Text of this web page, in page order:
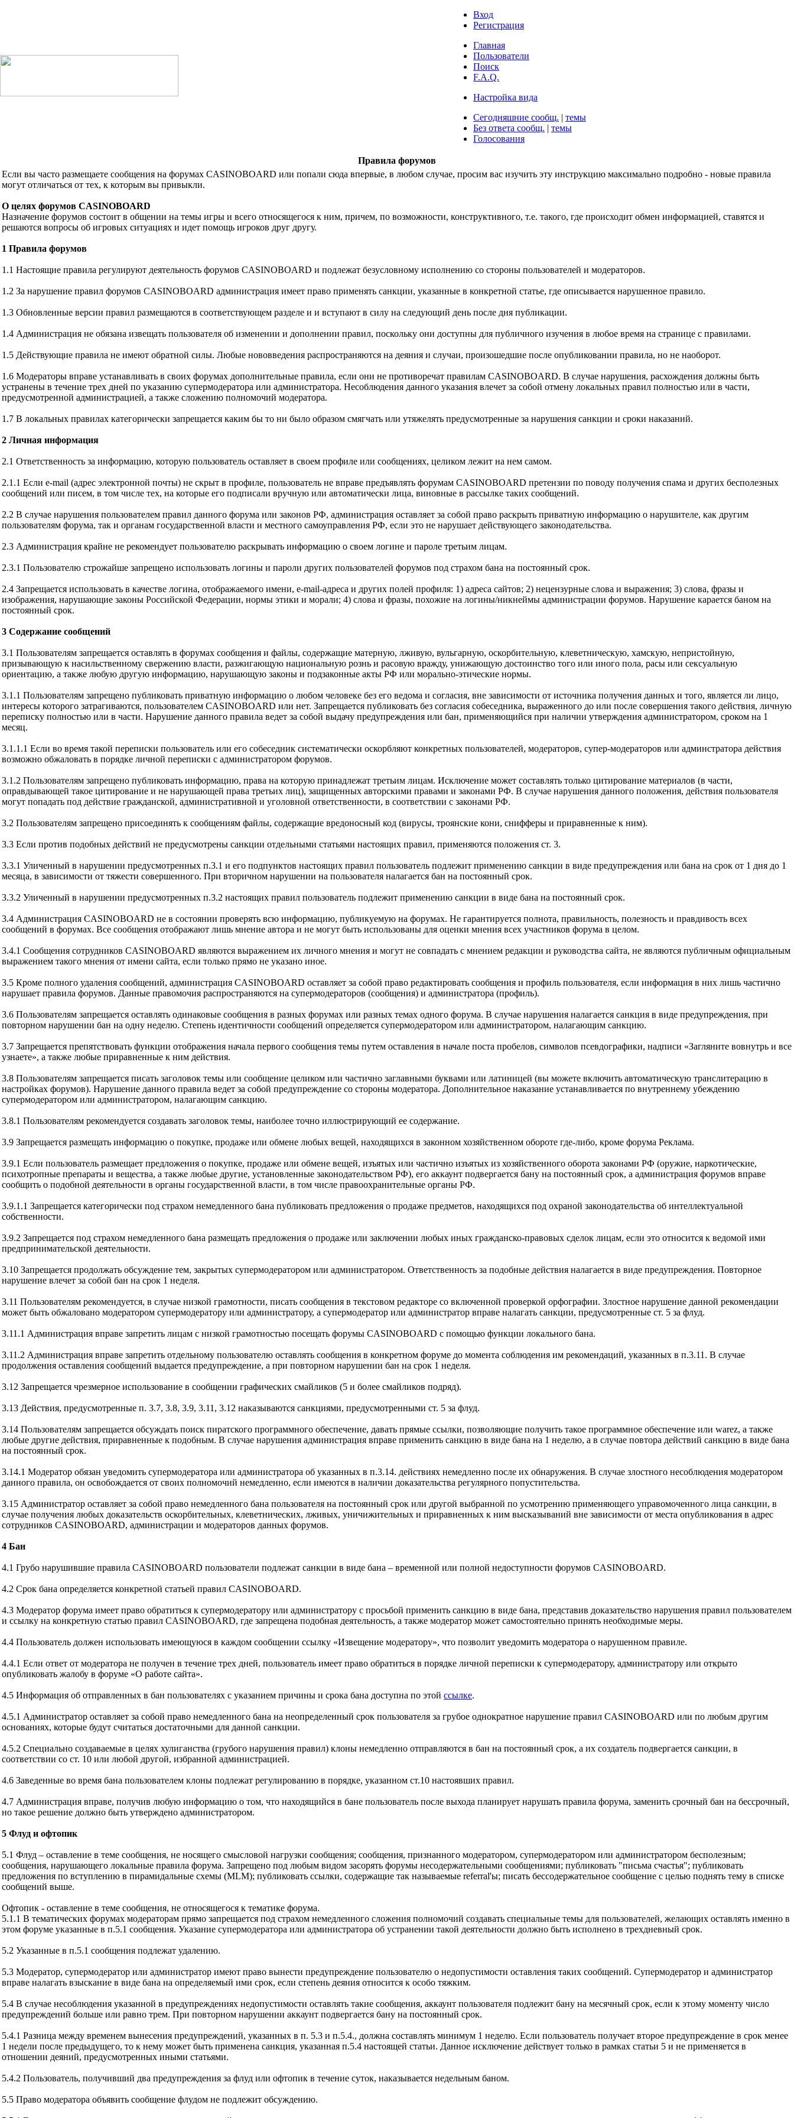
Вход
Регистрация
Главная
Пользователи
Поиск
F.A.Q.
Настройка вида
Сегодняшние сообщ. | темы
Без ответа сообщ. | темы
Голосования
Правила форумов
Если вы часто размещаете сообщения на форумах CASINOBOARD или попали сюда впервые, в любом случае, просим вас изучить эту инструкцию максимально подробно - новые правила
могут отличаться от тех, к которым вы привыкли.
О целях форумов CASINOBOARD
Назначение форумов состоит в общении на темы игры и всего относящегося к ним, причем, по возможности, конструктивного, т.е. такого, где происходит обмен информацией, ставятся и
решаются вопросы об игровых ситуациях и идет помощь игроков друг другу.
1 Правила форумов
1.1 Настоящие правила регулируют деятельность форумов CASINOBOARD и подлежат безусловному исполнению со стороны пользователей и модераторов.
1.2 За нарушение правил форумов CASINOBOARD администрация имеет право применять санкции, указанные в конкретной статье, где описывается нарушенное правило.
1.3 Обновленные версии правил размещаются в соответствующем разделе и и вступают в силу на следующий день после дня публикации.
1.4 Администрация не обязана извещать пользователя об изменении и дополнении правил, поскольку они доступны для публичного изучения в любое время на странице с правилами.
1.5 Действующие правила не имеют обратной силы. Любые нововведения распространяются на деяния и случаи, произошедшие после опубликовании правила, но не наоборот.
1.6 Модераторы вправе устанавливать в своих форумах дополнительные правила, если они не противоречат правилам CASINOBOARD. В случае нарушения, расхождения должны быть
устранены в течение трех дней по указанию супермодератора или администратора. Несоблюдения данного указания влечет за собой отмену локальных правил полностью или в части,
предусмотренной администрацией, а также сложению полномочий модератора.
1.7 В локальных правилах категорически запрещается каким бы то ни было образом смягчать или утяжелять предусмотренные за нарушения санкции и сроки наказаний.
2 Личная информация
2.1 Ответственность за информацию, которую пользователь оставляет в своем профиле или сообщениях, целиком лежит на нем самом.
2.1.1 Если e-mail (адрес электронной почты) не скрыт в профиле, пользователь не вправе предъявлять форумам CASINOBOARD претензии по поводу получения спама и других бесполезных
сообщений или писем, в том числе тех, на которые его подписали вручную или автоматически лица, виновные в рассылке таких сообщений.
2.2 В случае нарушения пользователем правил данного форума или законов РФ, администрация оставляет за собой право раскрыть приватную информацию о нарушителе, как другим
пользователям форума, так и органам государственной власти и местного самоуправления РФ, если это не нарушает действующего законодательства.
2.3 Администрация крайне не рекомендует пользователю раскрывать информацию о своем логине и пароле третьим лицам.
2.3.1 Пользователю строжайше запрещено использовать логины и пароли других пользователей форумов под страхом бана на постоянный срок.
2.4 Запрещается использовать в качестве логина, отображаемого имени, e-mail-адреса и других полей профиля: 1) адреса сайтов; 2) нецензурные слова и выражения; 3) слова, фразы и
изображения, нарушающие законы Российской Федерации, нормы этики и морали; 4) слова и фразы, похожие на логины/никнеймы администрации форумов. Нарушение карается баном на
постоянный срок.
3 Содержание сообщений
3.1 Пользователям запрещается оставлять в форумах сообщения и файлы, содержащие матерную, лживую, вульгарную, оскорбительную, клеветническую, хамскую, непристойную,
призывающую к насильственному свержению власти, разжигающую национальную рознь и расовую вражду, унижающую достоинство того или иного пола, расы или сексуальную
ориентацию, а также любую другую информацию, нарушающую законы и подзаконные акты РФ или морально-этические нормы.
3.1.1 Пользователям запрещено публиковать приватную информацию о любом человеке без его ведома и согласия, вне зависимости от источника получения данных и того, является ли лицо,
интересы которого затрагиваются, пользователем CASINOBOARD или нет. Запрещается публиковать без согласия собеседника, выраженного до или после совершения такого действия, личную
переписку полностью или в части. Нарушение данного правила ведет за собой выдачу предупреждения или бан, применяющийся при наличии утверждения администратором, сроком на 1
месяц.
3.1.1.1 Если во время такой переписки пользователь или его собеседник систематически оскорбляют конкретных пользователей, модераторов, супер-модераторов или админстратора действия
возможно обжаловать в порядке личной переписки с администратором форумов.
3.1.2 Пользователям запрещено публиковать информацию, права на которую принадлежат третьим лицам. Исключение может составлять только цитирование материалов (в части,
оправдывающей такое цитирование и не нарушающей права третьих лиц), защищенных авторскими правами и законами РФ. В случае нарушения данного положения, действия пользователя
могут попадать под действие гражданской, административной и уголовной ответственности, в соответствии с законами РФ.
3.2 Пользователям запрещено присоединять к сообщениям файлы, содержащие вредоносный код (вирусы, троянские кони, снифферы и приравненные к ним).
3.3 Если против подобных действий не предусмотрены санкции отдельными статьями настоящих правил, применяются положения ст. 3.
3.3.1 Уличенный в нарушении предусмотренных п.3.1 и его подпунктов настоящих правил пользователь подлежит применению санкции в виде предупреждения или бана на срок от 1 дня до 1
месяца, в зависимости от тяжести совершенного. При вторичном нарушении на пользователя налагается бан на постоянный срок.
3.3.2 Уличенный в нарушении предусмотренных п.3.2 настоящих правил пользователь подлежит применению санкции в виде бана на постоянный срок.
3.4 Администрация CASINOBOARD не в состоянии проверять всю информацию, публикуемую на форумах. Не гарантируется полнота, правильность, полезность и правдивость всех
сообщений в форумах. Все сообщения отображают лишь мнение автора и не могут быть использованы для оценки мнения всех участников форума в целом.
3.4.1 Сообщения сотрудников CASINOBOARD являются выражением их личного мнения и могут не совпадать с мнением редакции и руководства сайта, не являются публичным официальным
выражением такого мнения от имени сайта, если только прямо не указано иное.
3.5 Кроме полного удаления сообщений, администрация CASINOBOARD оставляет за собой право редактировать сообщения и профиль пользователя, если информация в них лишь частично
нарушает правила форумов. Данные правомочия распространяются на супермодераторов (сообщения) и администратора (профиль).
3.6 Пользователям запрещается оставлять одинаковые сообщения в разных форумах или разных темах одного форума. В случае нарушения налагается санкция в виде предупреждения, при
повторном нарушении бан на одну неделю. Степень идентичности сообщений определяется супермодератором или администратором, налагающим санкцию.
3.7 Запрещается препятствовать функции отображения начала первого сообщения темы путем оставления в начале поста пробелов, символов псевдографики, надписи «Загляните вовнутрь и все
узнаете», а также любые приравненные к ним действия.
3.8 Пользователям запрещается писать заголовок темы или сообщение целиком или частично заглавными буквами или латиницей (вы можете включить автоматическую транслитерацию в
настройках форумов). Нарушение данного правила ведет за собой предупреждение со стороны модератора. Дополнительное наказание устанавливается по внутреннему убеждению
супермодератором или администратором, налагающим санкцию.
3.8.1 Пользователям рекомендуется создавать заголовок темы, наиболее точно иллюстрирующий ее содержание.
3.9 Запрещается размещать информацию о покупке, продаже или обмене любых вещей, находящихся в законном хозяйственном обороте где-либо, кроме форума Реклама.
3.9.1 Если пользователь размещает предложения о покупке, продаже или обмене вещей, изъятых или частично изъятых из хозяйственного оборота законами РФ (оружие, наркотические,
психотропные препараты и вещества, а также любые другие, установленные законодательством РФ), его аккаунт подвергается бану на постоянный срок, а администрация форумов вправе
сообщить о подобной деятельности в органы государственной власти, в том числе правоохранительные органы РФ.
3.9.1.1 Запрещается категорически под страхом немедленного бана публиковать предложения о продаже предметов, находящихся под охраной законодательства об интеллектуальной
собственности.
3.9.2 Запрещается под страхом немедленного бана размещать предложения о продаже или заключении любых иных гражданско-правовых сделок лицам, если это относится к ведомой ими
предпринимательской деятельности.
3.10 Запрещается продолжать обсуждение тем, закрытых супермодератором или администратором. Ответственность за подобные действия налагается в виде предупреждения. Повторное
нарушение влечет за собой бан на срок 1 неделя.
3.11 Пользователям рекомендуется, в случае низкой грамотности, писать сообщения в текстовом редакторе со включенной проверкой орфографии. Злостное нарушение данной рекомендации
может быть обжаловано модератором супермодератору или администратору, а супермодератор или администратор вправе налагать санкции, предусмотренные ст. 5 за флуд.
3.11.1 Администрация вправе запретить лицам с низкой грамотностью посещать форумы CASINOBOARD с помощью функции локального бана.
3.11.2 Администрация вправе запретить отдельному пользователю оставлять сообщения в конкретном форуме до момента соблюдения им рекомендаций, указанных в п.3.11. В случае
продолжения оставления сообщений выдается предупреждение, а при повторном нарушении бан на срок 1 неделя.
3.12 Запрещается чрезмерное использование в сообщении графических смайликов (5 и более смайликов подряд).
3.13 Действия, предусмотренные п. 3.7, 3.8, 3.9, 3.11, 3.12 наказываются санкциями, предусмотренными ст. 5 за флуд.
3.14 Пользователям запрещается обсуждать поиск пиратского программного обеспечение, давать прямые ссылки, позволяющие получить такое программное обеспечение или warez, а также
любые другие действия, приравненные к подобным. В случае нарушения администрация вправе применить санкцию в виде бана на 1 неделю, а в случае повтора действий санкцию в виде бана
на постоянный срок.
3.14.1 Модератор обязан уведомить супермодератора или администратора об указанных в п.3.14. действиях немедленно после их обнаружения. В случае злостного несоблюдения модератором
данного правила, он освобождается от своих полномочий немедленно, если имеются в наличии доказательства регулярного попустительства.
3.15 Администратор оставляет за собой право немедленного бана пользователя на постоянный срок или другой выбранной по усмотрению применяющего управомоченного лица санкции, в
случае получения любых доказательств оскорбительных, клеветнических, лживых, уничижительных и приравненных к ним высказываний вне зависимости от места опубликования в адрес
сотрудников CASINOBOARD, администрации и модераторов данных форумов.
4 Бан
4.1 Грубо нарушившие правила CASINOBOARD пользователи подлежат санкции в виде бана – временной или полной недоступности форумов CASINOBOARD.
4.2 Срок бана определяется конкретной статьей правил CASINOBOARD.
4.3 Модератор форума имеет право обратиться к супермодератору или администратору с просьбой применить санкцию в виде бана, представив доказательство нарушения правил пользователем
и ссылку на конкретную статью правил CASINOBOARD, где запрещена подобная деятельность, а также модератор может самостоятельно принять необходимые меры.
4.4 Пользователь должен использовать имеющуюся в каждом сообщении ссылку «Извещение модератору», что позволит уведомить модератора о нарушенном правиле.
4.4.1 Если ответ от модератора не получен в течение трех дней, пользователь имеет право обратиться в порядке личной переписки к супермодератору, администратору или открыто
опубликовать жалобу в форуме «О работе сайта».
4.5 Информация об отправленных в бан пользователях с указанием причины и срока бана доступна по этой ссылке.
4.5.1 Администратор оставляет за собой право немедленного бана на неопределенный срок пользователя за грубое однократное нарушение правил CASINOBOARD или по любым другим
основаниях, которые будут считаться достаточными для данной санкции.
4.5.2 Специально создаваемые в целях хулиганства (грубого нарушения правил) клоны немедленно отправляются в бан на постоянный срок, а их создатель подвергается санкции, в
соответствии со ст. 10 или любой другой, избранной администрацией.
4.6 Заведенные во время бана пользователем клоны подлежат регулированию в порядке, указанном ст.10 настоявших правил.
4.7 Администрация вправе, получив любую информацию о том, что находящийся в бане пользователь после выхода планирует нарушать правила форума, заменить срочный бан на бессрочный,
но такое решение должно быть утверждено администратором.
5 Флуд и офтопик
5.1 Флуд – оставление в теме сообщения, не носящего смысловой нагрузки сообщения; сообщения, признанного модератором, супермодератором или администратором бесполезным;
сообщения, нарушающего локальные правила форума. Запрещено под любым видом засорять форумы несодержательными сообщениями; публиковать "письма счастья"; публиковать
предложения по вступлению в пирамидальные схемы (MLM); публиковать ссылки, содержащие так называемые referral'ы; писать бессодержательное сообщение с целью поднять тему в списке
сообщений выше.
Офтопик - оставление в теме сообщения, не относящегося к тематике форума.
5.1.1 В тематических форумах модераторам прямо запрещается под страхом немедленного сложения полномочий создавать специальные темы для пользователей, желающих оставлять именно в
этом форуме указанные в п.5.1 сообщения. Указание супермодератора или администратора об устранении такой деятельности должно быть исполнено в трехдневный срок.
5.2 Указанные в п.5.1 сообщения подлежат удалению.
5.3 Модератор, супермодератор или администратор имеют право вынести предупреждение пользователю о недопустимости оставления таких сообщений. Супермодератор и администратор
вправе налагать взыскание в виде бана на определяемый ими срок, если степень деяния относится к особо тяжким.
5.4 В случае несоблюдения указанной в предупреждениях недопустимости оставлять такие сообщения, аккаунт пользователя подлежит бану на месячный срок, если к этому моменту число
предупреждений больше или равно трем. При повторном нарушении аккаунт подвергается бану на постоянный срок.
5.4.1 Разница между временем вынесения предупреждений, указанных в п. 5.3 и п.5.4., должна составлять минимум 1 неделю. Если пользователь получает второе предупреждение в срок менее
1 недели после предыдущего, то к нему может быть применена санкция, указанная п.5.4 настоящей статьи. Данное исключение действует только в рамках статьи 5 и не применяется в
отношении деяний, предусмотренных иными статьями.
5.4.2 Пользователь, получивший два предупреждения за флуд или офтопик в течение суток, наказывается недельным баном.
5.5 Право модератора объявить сообщение флудом не подлежит обсуждению.